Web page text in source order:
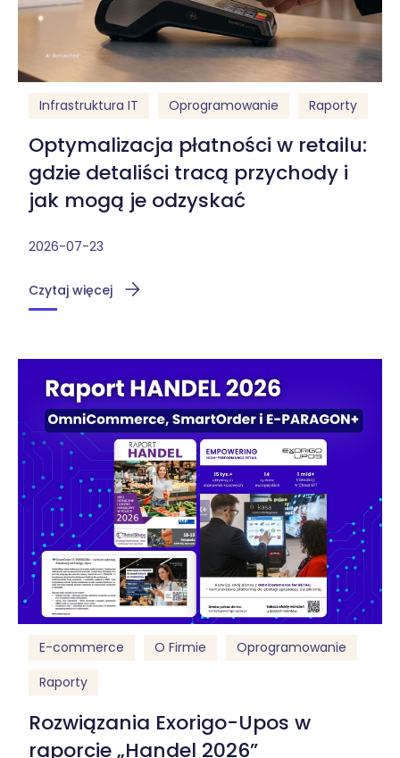
Infrastruktura IT Oprogramowanie Raporty
Optymalizacja płatności w retailu:
gdzie detaliści tracą przychody i
jak mogą je odzyskać
2026-07-23
Czytaj więcej
E-commerce O Firmie
Oprogramowanie
Raporty
Rozwiązania Exorigo-Upos w
raporcie „Handel 2026”